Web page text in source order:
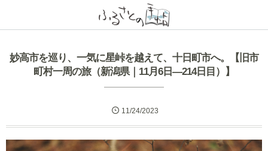
妙高市を巡り、一気に星峠を越えて、十日町市へ。【旧市
町村一周の旅（新潟県｜11月6日―214日目）】
11/24/2023